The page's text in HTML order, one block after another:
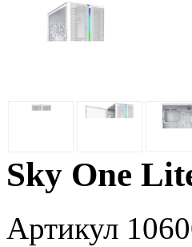
Sky One
Артикул